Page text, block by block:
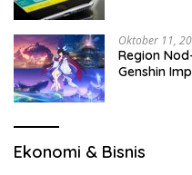
Oktober 11,
Region
Genshin
Ekonomi & Bisnis